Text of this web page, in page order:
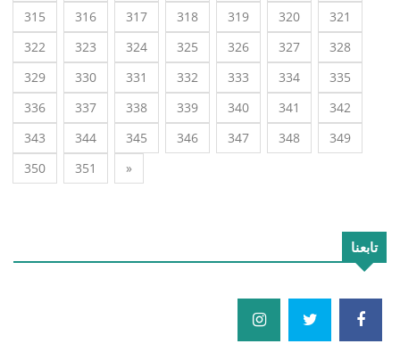
315
316 317 318 319 320
321
322
323 324 325 326 327
328
329
330 331 332 333 334
335
336
337 338 339 340 341
342
343
344 345 346 347 348
349
350
351 »
تابعنا